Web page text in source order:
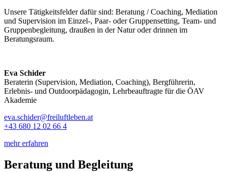
Unsere Tätigkeitsfelder dafür sind: Beratung / Coaching, Mediation
und Supervision im Einzel-, Paar- oder Gruppensetting, Team- und
Gruppenbegleitung, draußen in der Natur oder drinnen im
Beratungsraum.
Eva Schider
Beraterin (Supervision, Mediation, Coaching), Bergführerin,
Erlebnis- und Outdoorpädagogin, Lehrbeauftragte für die ÖAV
Akademie
eva.schider@freiluftleben.at
+43 680 12 02 66 4
mehr erfahren
Beratung und Begleitung